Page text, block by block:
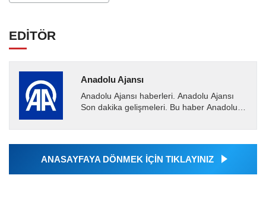
EDİTÖR
Anadolu Ajansı
Anadolu Ajansı haberleri. Anadolu Ajansı
Son dakika gelişmeleri. Bu haber Anadolu
Ajansı tarafından...
ANASAYFAYA DÖNMEK İÇİN TIKLAYINIZ